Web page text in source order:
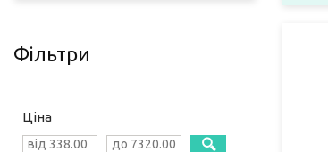
Фільтри
Ціна